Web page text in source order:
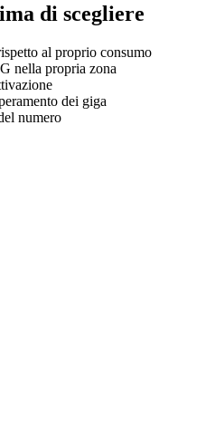
di scegliere
al proprio consumo
nella propria zona
dei giga
numero